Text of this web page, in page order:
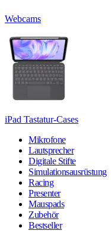
Webcams
iPad Tastatur-Cases
Mikrofone
Lautsprecher
Digitale Stifte
Simulationsausrüstung
Racing
Presenter
Mauspads
Zubehör
Bestseller